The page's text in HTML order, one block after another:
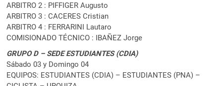
ARBITRO 2 : PIFFIGER Augusto
ARBITRO 3 : CACERES Cristian
ARBITRO 4 : FERRARINI Lautaro
COMISIONADO TÉCNICO : IBAÑEZ Jorge
GRUPO D – SEDEESTUDIANTES (CDIA)
Sábado 03 y Domingo 04
EQUIPOS: ESTUDIANTES (CDIA) – ESTUDIANTES (PNA) –